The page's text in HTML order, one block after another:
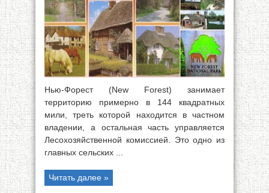
Нью-Форест (New Forest) занимает
территорию примерно в 144 квадратных
мили, треть которой находится в частном
владении, а остальная часть управляется
Лесохозяйственной комиссией. Это одно из
главных сельских ...
Читать далее »